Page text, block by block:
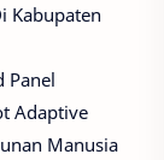
Kabupaten
Panel
Adaptive
Manusia